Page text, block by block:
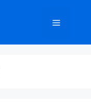
Menu